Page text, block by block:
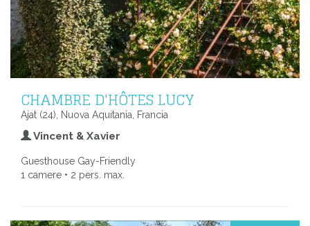
CHAMBRE D'HÔTES LUCY
Ajat (24), Nuova Aquitania, Francia
Vincent & Xavier
Guesthouse Gay-Friendly
1 camere • 2 pers. max.